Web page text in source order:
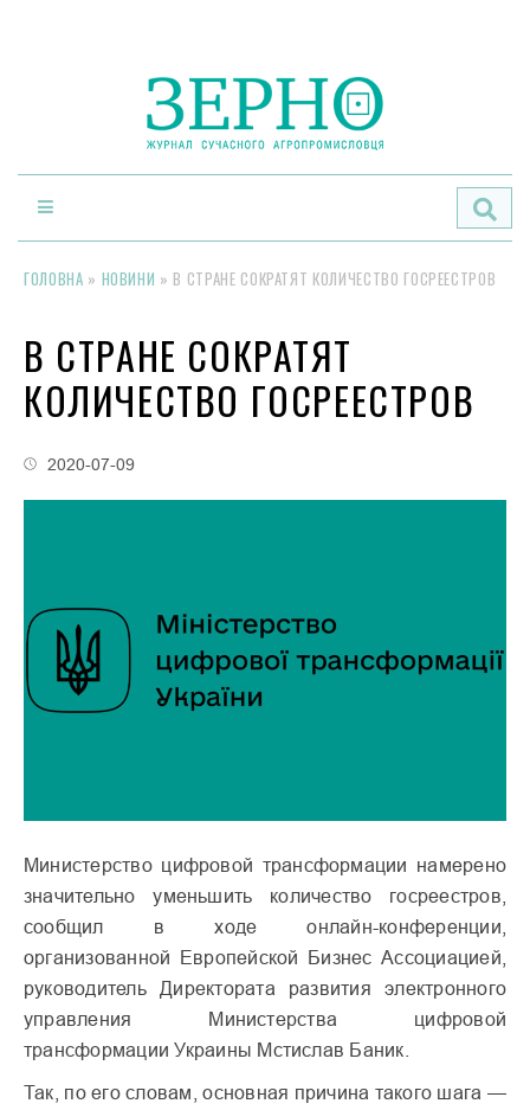
ГОЛОВНА » НОВИНИ » В СТРАНЕ СОКРАТЯТ КОЛИЧЕСТВО ГОСРЕЕСТРОВ
В СТРАНЕ СОКРАТЯТ
КОЛИЧЕСТВО ГОСРЕЕСТРОВ
2020-07-09
Министерство цифровой трансформации намерено
значительно уменьшить количество госреестров,
сообщил в ходе онлайн-конференции,
организованной Европейской Бизнес Ассоциацией,
руководитель Директората развития электронного
управления Министерства цифровой
трансформации Украины Мстислав Баник.
Так, по его словам, основная причина такого шага —